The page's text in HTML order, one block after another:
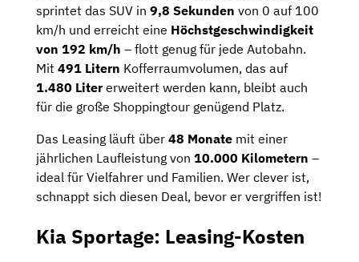
sprintet das SUV in 9,8 Sekunden von 0 auf 100
km/h und erreicht eine Höchstgeschwindigkeit
von 192 km/h – flott genug für jede Autobahn.
Mit 491 Litern Kofferraumvolumen, das auf
1.480 Litererweitert werden kann, bleibt auch
für die große Shoppingtour genügend Platz.
Das Leasing läuft über 48 Monate mit einer
jährlichen Laufleistung von 10.000 Kilometern –
ideal für Vielfahrer und Familien. Wer clever ist,
schnappt sich diesen Deal, bevor er vergriffen ist!
Kia Sportage: Leasing-Kosten